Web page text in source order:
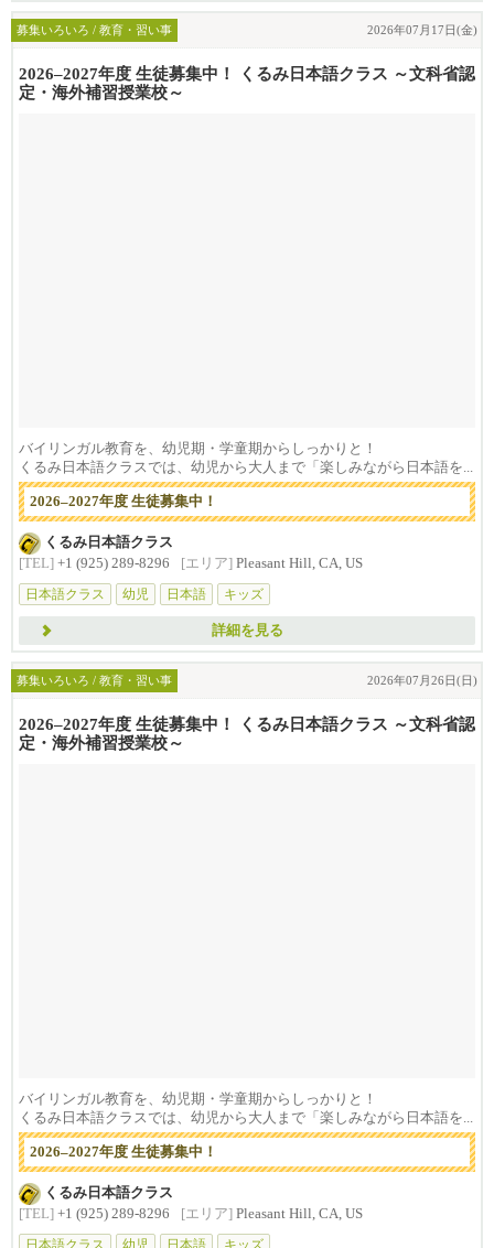
募集いろいろ / 教育・習い事 2026年07月17日(金)
2026–2027年度 生徒募集中！ くるみ日本語クラス ～文科省認
定・海外補習授業校～
バイリンガル教育を、幼児期・学童期からしっかりと！
くるみ日本語クラスでは、幼児から大人まで「楽しみながら日本語を...
2026–2027年度 生徒募集中！
くるみ日本語クラス
[TEL] +1 (925) 289-8296 [エリア] Pleasant Hill, CA, US
日本語クラス
幼児 日本語 キッズ
詳細を見る
募集いろいろ / 教育・習い事 2026年07月26日(日)
2026–2027年度 生徒募集中！ くるみ日本語クラス ～文科省認
定・海外補習授業校～
バイリンガル教育を、幼児期・学童期からしっかりと！
くるみ日本語クラスでは、幼児から大人まで「楽しみながら日本語を...
2026–2027年度 生徒募集中！
くるみ日本語クラス
[TEL] +1 (925) 289-8296 [エリア] Pleasant Hill, CA, US
日本語クラス
幼児 日本語 キッズ